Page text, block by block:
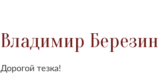
Владимир Березин
Дорогой тезка!